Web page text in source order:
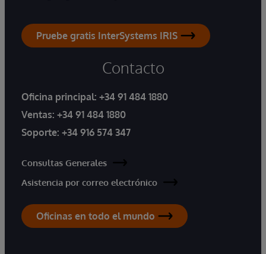
Pruebe gratis InterSystems IRIS
Contacto
Oficina principal: +34 91 484 1880
Ventas: +34 91 484 1880
Soporte: +34 916 574 347
Consultas Generales
Asistencia por correo electrónico
Oficinas en todo el mundo